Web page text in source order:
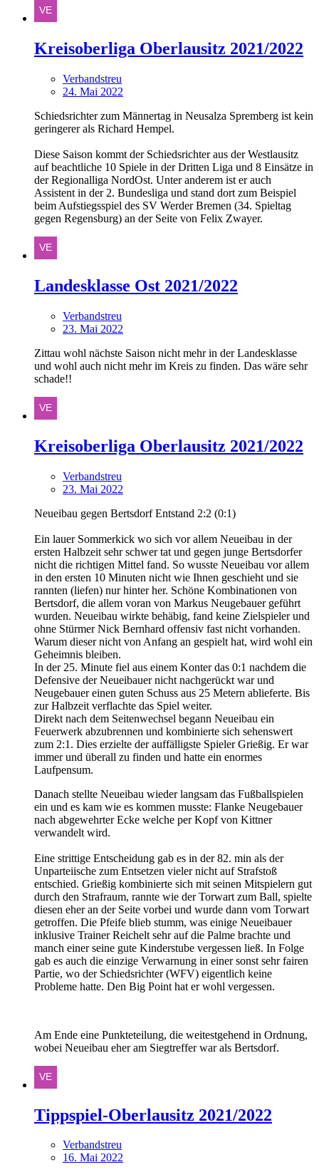
Kreisoberliga Oberlausitz 2021/2022
Verbandstreu
24. Mai 2022
Schiedsrichter zum Männertag in Neusalza Spremberg ist kein
geringerer als Richard Hempel.
Diese Saison kommt der Schiedsrichter aus der Westlausitz
auf beachtliche 10 Spiele in der Dritten Liga und 8 Einsätze in
der Regionalliga NordOst. Unter anderem ist er auch
Assistent in der 2. Bundesliga und stand dort zum Beispiel
beim Aufstiegsspiel des SV Werder Bremen (34. Spieltag
gegen Regensburg) an der Seite von Felix Zwayer.
Landesklasse Ost 2021/2022
Verbandstreu
23. Mai 2022
Zittau wohl nächste Saison nicht mehr in der Landesklasse
und wohl auch nicht mehr im Kreis zu finden. Das wäre sehr
schade!!
Kreisoberliga Oberlausitz 2021/2022
Verbandstreu
23. Mai 2022
Neueibau gegen Bertsdorf Entstand 2:2 (0:1)
Ein lauer Sommerkick wo sich vor allem Neueibau in der
ersten Halbzeit sehr schwer tat und gegen junge Bertsdorfer
nicht die richtigen Mittel fand. So wusste Neueibau vor allem
in den ersten 10 Minuten nicht wie Ihnen geschieht und sie
rannten (liefen) nur hinter her. Schöne Kombinationen von
Bertsdorf, die allem voran von Markus Neugebauer geführt
wurden. Neueibau wirkte behäbig, fand keine Zielspieler und
ohne Stürmer Nick Bernhard offensiv fast nicht vorhanden.
Warum dieser nicht von Anfang an gespielt hat, wird wohl ein
Geheimnis bleiben.
In der 25. Minute fiel aus einem Konter das 0:1 nachdem die
Defensive der Neueibauer nicht nachgerückt war und
Neugebauer einen guten Schuss aus 25 Metern ablieferte. Bis
zur Halbzeit verflachte das Spiel weiter.
Direkt nach dem Seitenwechsel begann Neueibau ein
Feuerwerk abzubrennen und kombinierte sich sehenswert
zum 2:1. Dies erzielte der auffälligste Spieler Grießig. Er war
immer und überall zu finden und hatte ein enormes
Laufpensum.
Danach stellte Neueibau wieder langsam das Fußballspielen
ein und es kam wie es kommen musste: Flanke Neugebauer
nach abgewehrter Ecke welche per Kopf von Kittner
verwandelt wird.
Eine strittige Entscheidung gab es in der 82. min als der
Unparteiische zum Entsetzen vieler nicht auf Strafstoß
entschied. Grießig kombinierte sich mit seinen Mitspielern gut
durch den Strafraum, rannte wie der Torwart zum Ball, spielte
diesen eher an der Seite vorbei und wurde dann vom Torwart
getroffen. Die Pfeife blieb stumm, was einige Neueibauer
inklusive Trainer Reichelt sehr auf die Palme brachte und
manch einer seine gute Kinderstube vergessen ließ. In Folge
gab es auch die einzige Verwarnung in einer sonst sehr fairen
Partie, wo der Schiedsrichter (WFV) eigentlich keine
Probleme hatte. Den Big Point hat er wohl vergessen.
Am Ende eine Punkteteilung, die weitestgehend in Ordnung,
wobei Neueibau eher am Siegtreffer war als Bertsdorf.
Tippspiel-Oberlausitz 2021/2022
Verbandstreu
16. Mai 2022